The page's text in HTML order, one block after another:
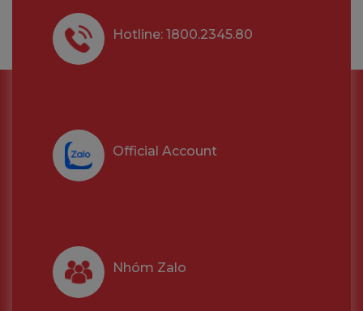
Bảo vệ theo sở thích của bạn
Ngăn chặn những vị khách không mời
Hotline: 1800.2345.80
Official Account
Nhóm Zalo